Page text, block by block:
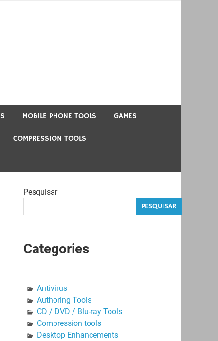
MOBILE PHONE TOOLS GAMES
COMPRESSION TOOLS
Pesquisar
PESQUISAR
Categories
Antivirus
Authoring Tools
CD / DVD / Blu-ray Tools
Compression tools
Desktop Enhancements